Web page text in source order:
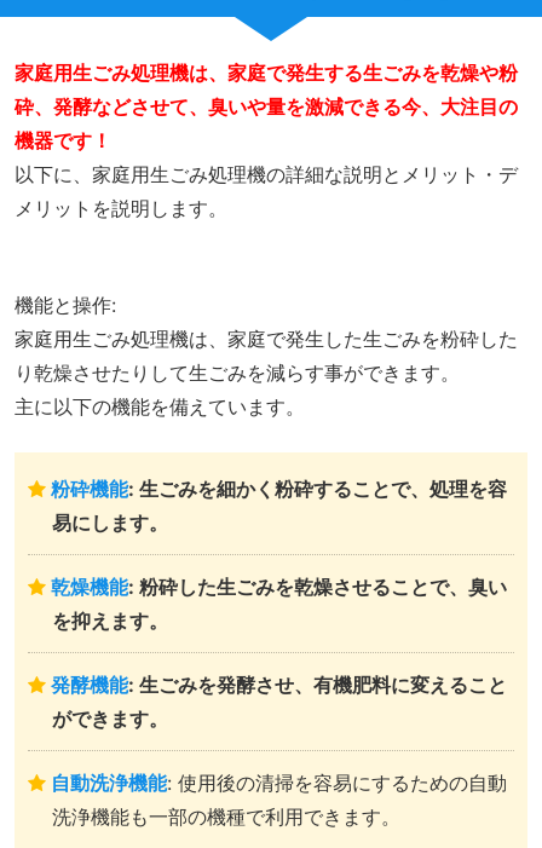
家庭用生ごみ処理機は、家庭で発生する生ごみを乾燥や粉
砕、発酵などさせて、臭いや量を激減できる今、大注目の
機器です！
以下に、家庭用生ごみ処理機の詳細な説明とメリット・デ
メリットを説明します。
機能と操作:
家庭用生ごみ処理機は、家庭で発生した生ごみを粉砕した
り乾燥させたりして生ごみを減らす事ができます。
主に以下の機能を備えています。
粉砕機能: 生ごみを細かく粉砕することで、処理を容
易にします。
乾燥機能: 粉砕した生ごみを乾燥させることで、臭い
を抑えます。
発酵機能: 生ごみを発酵させ、有機肥料に変えること
ができます。
自動洗浄機能: 使用後の清掃を容易にするための自動
洗浄機能も一部の機種で利用できます。